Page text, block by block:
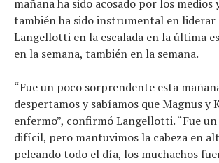
mañana ha sido acosado por los medios
también ha sido instrumental en
Langellotti en la escalada en la última
en la semana, también en la semana.
“Fue un poco sorprendente esta
despertamos y sabíamos que Magnus y
enfermo”, confirmó Langellotti. “Fue
difícil, pero mantuvimos la cabeza en
peleando todo el día, los muchachos